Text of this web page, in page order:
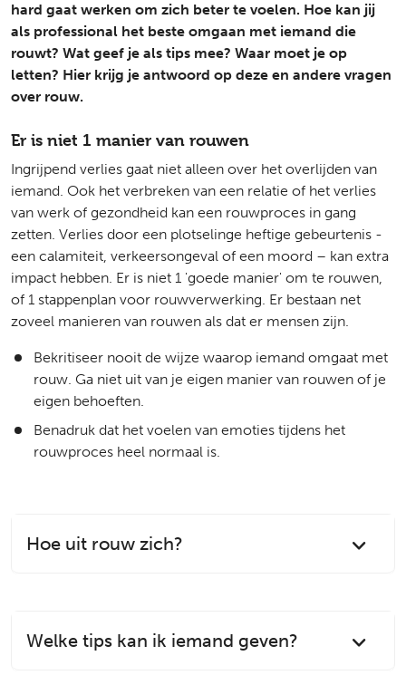
hard gaat werken om zich beter te voelen. Hoe kan jij
als professional het beste omgaan met iemand die
rouwt? Wat geef je als tips mee? Waar moet je op
letten? Hier krijg je antwoord op deze en andere vragen
over rouw.
Er is niet 1 manier van rouwen
Ingrijpend verlies gaat niet alleen over het overlijden van
iemand. Ook het verbreken van een relatie of het verlies
van werk of gezondheid kan een rouwproces in gang
zetten. Verlies door een plotselinge heftige gebeurtenis -
een calamiteit, verkeersongeval of een moord – kan extra
impact hebben. Er is niet 1 'goede manier' om te rouwen,
of 1 stappenplan voor rouwverwerking. Er bestaan net
zoveel manieren van rouwen als dat er mensen zijn.
Bekritiseer nooit de wijze waarop iemand omgaat met
rouw. Ga niet uit van je eigen manier van rouwen of je
eigen behoeften.
Benadruk dat het voelen van emoties tijdens het
rouwproces heel normaal is.
Hoe uit rouw zich?
Welke tips kan ik iemand geven?